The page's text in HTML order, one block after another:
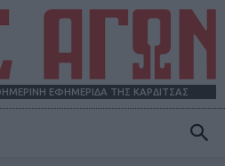
ΕΦΗΜΕΡΙΔΑ ΤΗΣ ΚΑΡΔΙΤΣΑΣ